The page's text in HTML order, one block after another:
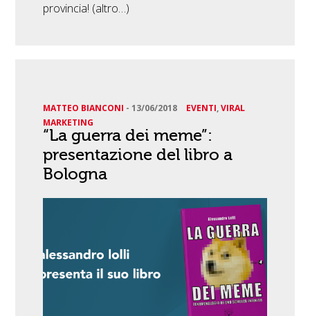
provincia! (altro…)
MATTEO BIANCONI -13/06/2018 EVENTI,VIRAL
MARKETING
“La guerra dei meme”:
presentazione del libro a
Bologna